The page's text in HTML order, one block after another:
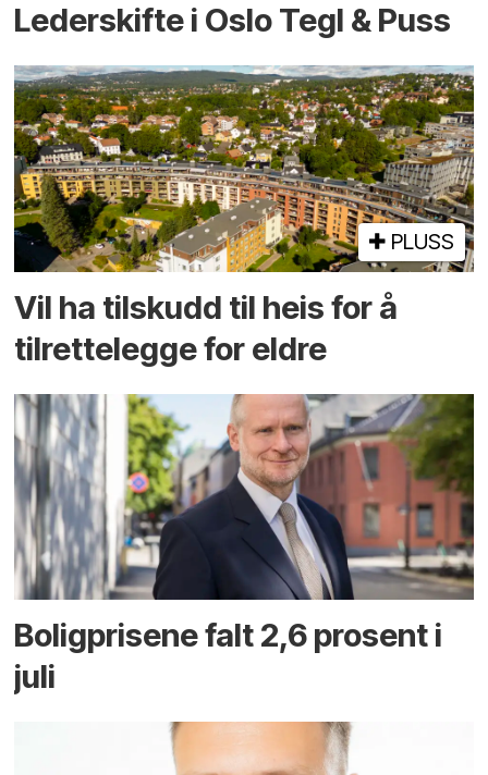
Lederskifte i Oslo Tegl & Puss
PLUSS
Vil ha tilskudd til heis for å
tilrettelegge for eldre
Boligprisene falt 2,6 prosent i
juli